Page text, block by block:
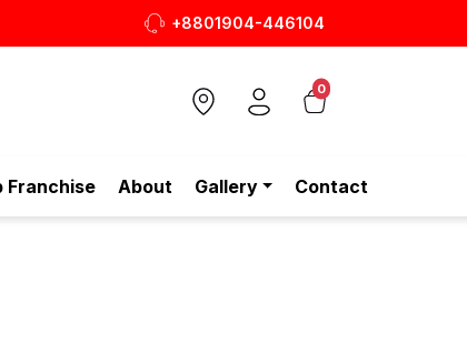
জুতা, এখন আরও সাশ্রয়ীমূল্যে - শুধুই স্টেপ-এ!
+8801904-446104
0
Franchise About Gallery Contact